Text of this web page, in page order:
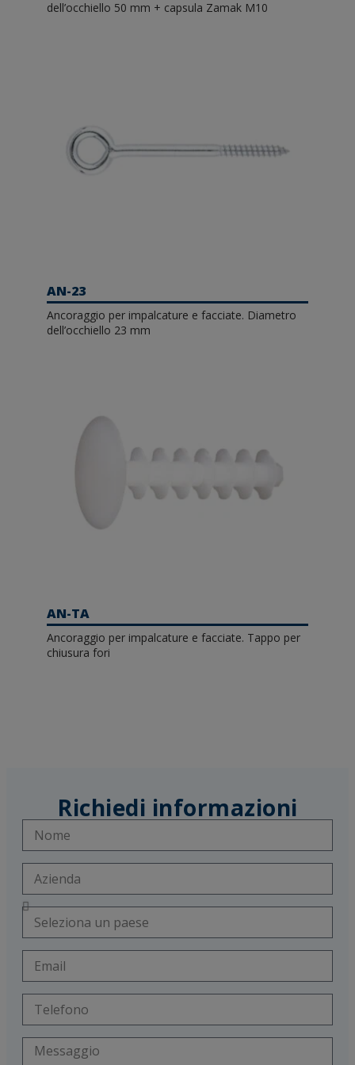
dell’occhiello 50 mm + capsula Zamak M10
AN-23
Ancoraggio per impalcature e facciate. Diametro
dell’occhiello 23 mm
AN-TA
Ancoraggio per impalcature e facciate. Tappo per
chiusura fori
Richiedi informazioni